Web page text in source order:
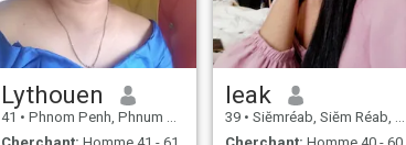
Lythouen
41 • Phnom Penh, Phnum Pénh, Cambodge
leak
39 • Siĕmréab, Siĕm Réab, Cambodge